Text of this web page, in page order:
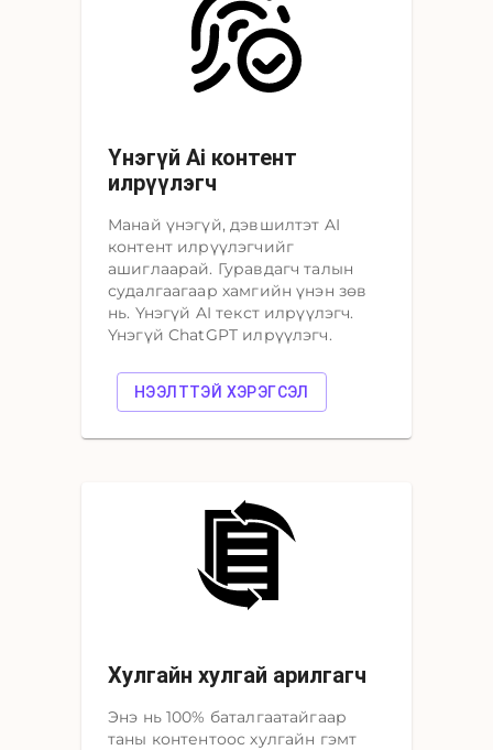
Үнэгүй Ai контент
илрүүлэгч
Манай үнэгүй, дэвшилтэт AI
контент илрүүлэгчийг
ашиглаарай. Гуравдагч талын
судалгаагаар хамгийн үнэн зөв
нь. Үнэгүй AI текст илрүүлэгч.
Үнэгүй ChatGPT илрүүлэгч.
НЭЭЛТТЭЙ ХЭРЭГСЭЛ
Хулгайн хулгай арилгагч
Энэ нь 100% баталгаатайгаар
таны контентоос хулгайн гэмт